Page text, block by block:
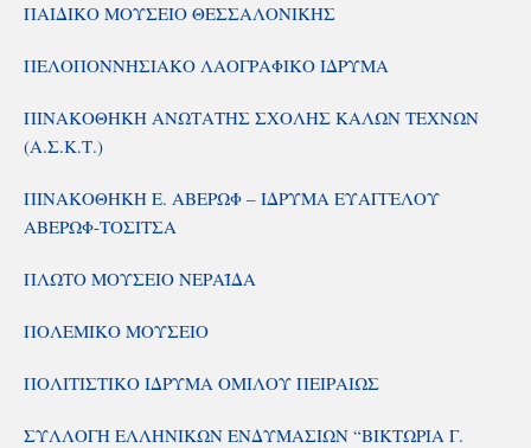
ΠΑΙΔΙΚΟ ΜΟΥΣΕΙΟ ΘΕΣΣΑΛΟΝΙΚΗΣ
ΠΕΛΟΠΟΝΝΗΣΙΑΚΟ ΛΑΟΓΡΑΦΙΚΟ ΙΔΡΥΜΑ
ΠΙΝΑΚΟΘΗΚΗ ΑΝΩΤΑΤΗΣ ΣΧΟΛΗΣ ΚΑΛΩΝ ΤΕΧΝΩΝ
(Α.Σ.Κ.Τ.)
ΠΙΝΑΚΟΘΗΚΗ Ε. ΑΒΕΡΩΦ – ΙΔΡΥΜΑ ΕΥΑΓΓΕΛΟΥ
ΑΒΕΡΩΦ-ΤΟΣΙΤΣΑ
ΠΛΩΤΟ ΜΟΥΣΕΙΟ ΝΕΡΑΪΔΑ
ΠΟΛΕΜΙΚΟ ΜΟΥΣΕΙΟ
ΠΟΛΙΤΙΣΤΙΚΟ ΙΔΡΥΜΑ ΟΜΙΛΟΥ ΠΕΙΡΑΙΩΣ
ΣΥΛΛΟΓΗ ΕΛΛΗΝΙΚΩΝ ΕΝΔΥΜΑΣΙΩΝ “ΒΙΚΤΩΡΙΑ Γ.